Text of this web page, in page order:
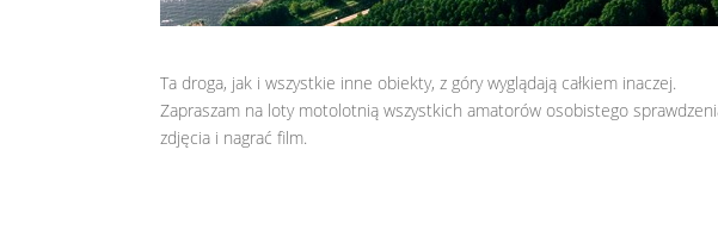
Ta droga, jak i wszystkie inne obiekty, z góry wyglądają całkiem inaczej.
Zapraszam na loty motolotnią wszystkich amatorów osobistego
zdjęcia i nagrać film.